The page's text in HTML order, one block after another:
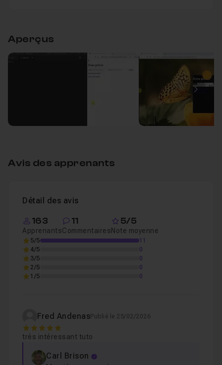
11m20
Aperçus
Avis des apprenants
Détail des avis
163
Apprenants
11
Commentaires
5/5
Note moyenne
5/5
11
4/5
0
3/5
0
2/5
0
1/5
0
Fred AndenasPublié le 25/02/2026
5
très intéressant tuto
Carl Brison